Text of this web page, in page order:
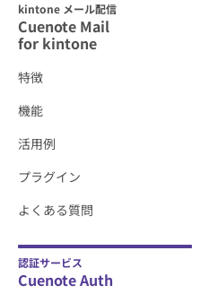
kintone メール配信
Cuenote Mail
for kintone
特徴
機能
活用例
プラグイン
よくある質問
認証サービス
Cuenote Auth